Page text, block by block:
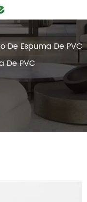
De Espuma De PVC
De PVC